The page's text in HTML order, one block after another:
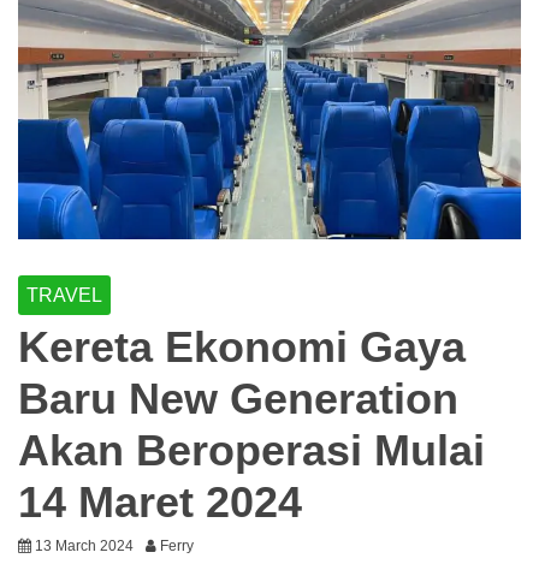
TRAVEL
Kereta Ekonomi Gaya
Baru New Generation
Akan Beroperasi Mulai
14 Maret 2024
13 March 2024 Ferry